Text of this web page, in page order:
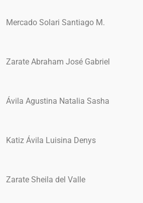
Mercado Solari Santiago M.
Zarate Abraham José Gabriel
Ávila Agustina Natalia Sasha
Katiz Ávila Luisina Denys
Zarate Sheila del Valle